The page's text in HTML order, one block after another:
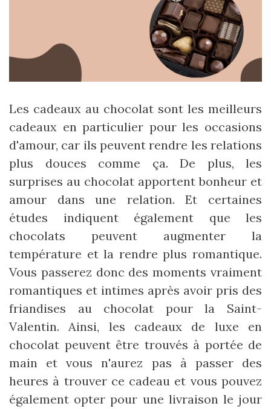
Les cadeaux au chocolat sont les meilleurs
cadeaux en particulier pour les occasions
d'amour, car ils peuvent rendre les relations
plus douces comme ça. De plus, les
surprises au chocolat apportent bonheur et
amour dans une relation. Et certaines
études indiquent également que les
chocolats peuvent augmenter la
température et la rendre plus romantique.
Vous passerez donc des moments vraiment
romantiques et intimes après avoir pris des
friandises au chocolat pour la Saint-
Valentin. Ainsi, les cadeaux de luxe en
chocolat peuvent être trouvés à portée de
main et vous n'aurez pas à passer des
heures à trouver ce cadeau et vous pouvez
également opter pour une livraison le jour